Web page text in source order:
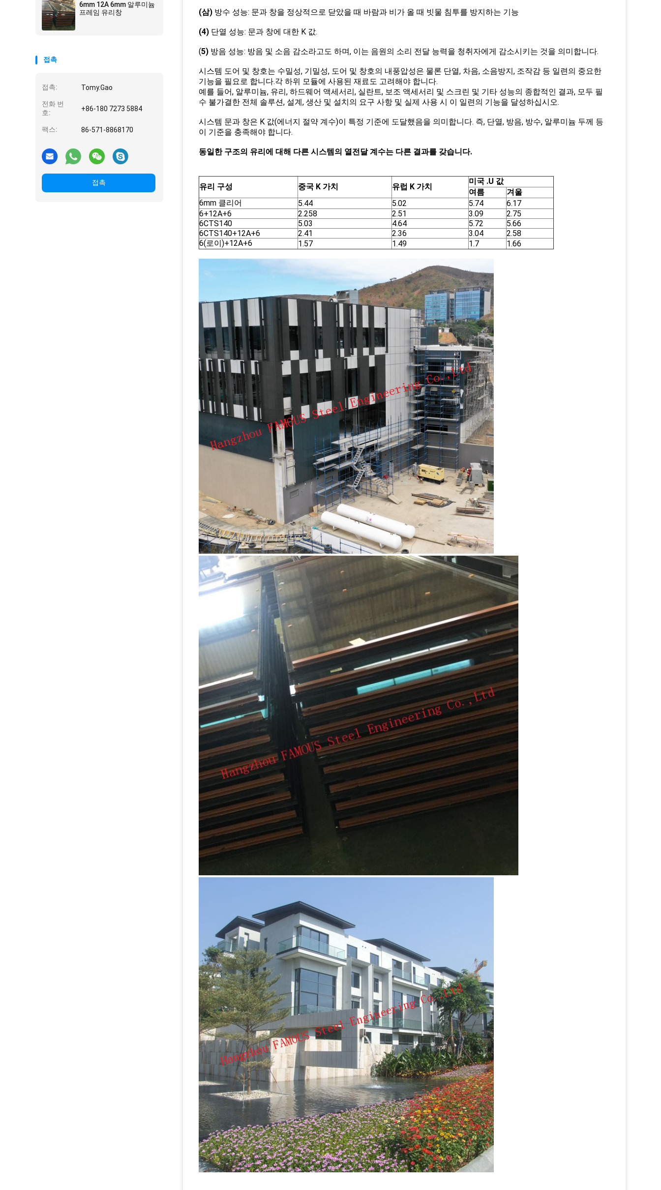
6mm 12A 6mm 알루미늄
프레임 유리창
접촉
접촉: Tomy.Gao
전화 번
호:
+86-180 7273 5884
팩스: 86-571-8868170
접촉
(삼) 방수 성능: 문과 창을 정상적으로 닫았을 때 바람과 비가 올 때 빗물 침투를 방지하는 기능
(4) 단열 성능: 문과 창에 대한 K 값.
(5) 방음 성능: 방음 및 소음 감소라고도 하며, 이는 음원의 소리 전달 능력을 청취자에게 감소시키는 것을 의미합니다.
시스템 도어 및 창호는 수밀성, 기밀성, 도어 및 창호의 내풍압성은 물론 단열, 차음, 소음방지, 조작감 등 일련의 중요한
기능을 필요로 합니다.각 하위 모듈에 사용된 재료도 고려해야 합니다.
예를 들어, 알루미늄, 유리, 하드웨어 액세서리, 실란트, 보조 액세서리 및 스크린 및 기타 성능의 종합적인 결과, 모두 필
수 불가결한 전체 솔루션, 설계, 생산 및 설치의 요구 사항 및 실제 사용 시 이 일련의 기능을 달성하십시오.
시스템 문과 창은 K 값(에너지 절약 계수)이 특정 기준에 도달했음을 의미합니다. 즉, 단열, 방음, 방수, 알루미늄 두께 등
이 기준을 충족해야 합니다.
동일한 구조의 유리에 대해 다른 시스템의 열전달 계수는 다른 결과를 갖습니다.
유리 구성 중국 K 가치 유럽 ​​K 가치
미국 .U 값
여름
겨울
6mm 클리어
5.44 5.02 5.74
6.17
6+12A+6
2.258 2.51 3.09
2.75
6CTS140
5.03 4.64 5.72
5.66
6CTS140+12A+6
2.41 2.36 3.04
2.58
6(로이)+12A+6
1.57 1.49 1.7 1.66